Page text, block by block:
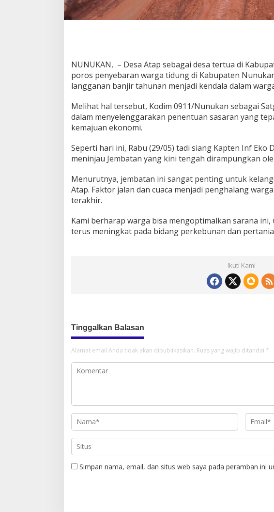
NUNUKAN, – Desa Atap sebagai desa tertua di
poros penyebaran warga tidung di Kabupaten
langganan banjir tahunan menjadi kendala dalam
Melihat hal tersebut, Kodim 0911/Nunukan sebagai
dalam menyelenggarakan penentuan sasaran yang
kemajuan ekonomi.
Seperti hari ini, Rabu (29/05) tadi siang Kapten Inf Eko
meninjau Jembatan yang kini tengah dirampungkan
Menurutnya, jembatan ini sangat penting untuk
Atap. Faktor jalan dan cuaca menjadi penghalang
terakhir.
Kami berharap warga bisa mengoptimalkan sarana
terus meningkat pada bidang perkebunan dan
Ikuti Kami
Tinggalkan Balasan
Alamat email Anda tidak akan dipublikasikan. Ruas yang wajib ditandai *
Simpan nama, email, dan situs web saya pada peramban ini